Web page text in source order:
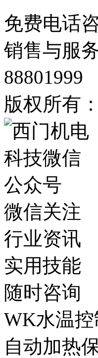
免费电话
销售与服
88801999
版权所有
微信关注
行业资讯
实用技能
随时咨询
WK水温
自动加热